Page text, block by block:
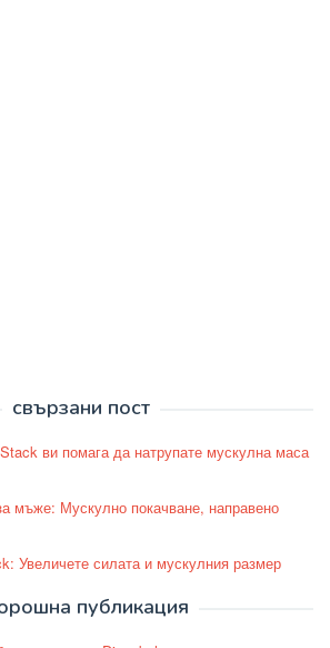
свързани пост
ви помага да натрупате мускулна маса
мъже: Мускулно покачване, направено
Увеличете силата и мускулния размер
публикация